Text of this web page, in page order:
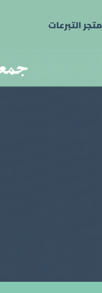
متجر التبرعات